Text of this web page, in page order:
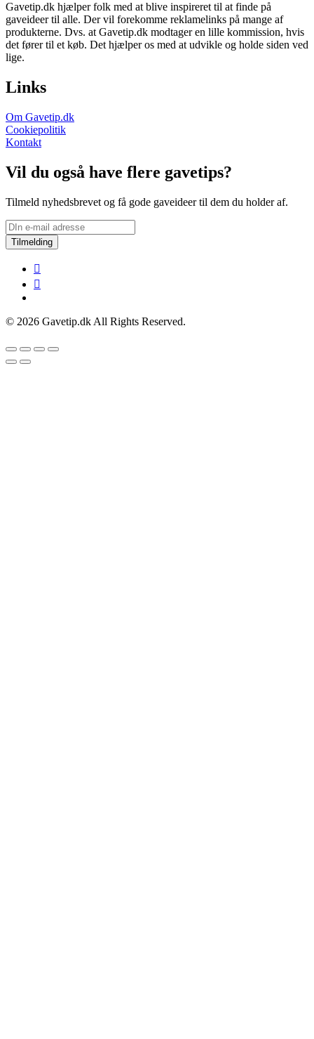
Gavetip.dk hjælper folk med at blive inspireret til at finde på
gaveideer til alle. Der vil forekomme reklamelinks på mange af
produkterne. Dvs. at Gavetip.dk modtager en lille kommission, hvis
det fører til et køb. Det hjælper os med at udvikle og holde siden ved
lige.
Links
Om Gavetip.dk
Cookiepolitik
Kontakt
Vil du også have flere gavetips?
Tilmeld nyhedsbrevet og få gode gaveideer til dem du holder af.
Tilmelding
© 2026 Gavetip.dk All Rights Reserved.